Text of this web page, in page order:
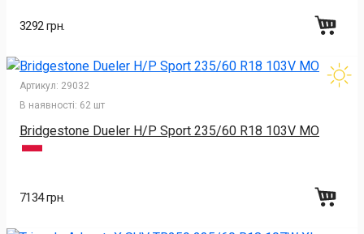
3292 грн.
Артикул: 29032
В наявності: 62 шт
Bridgestone Dueler H/P Sport 235/60 R18 103V MO
7134 грн.